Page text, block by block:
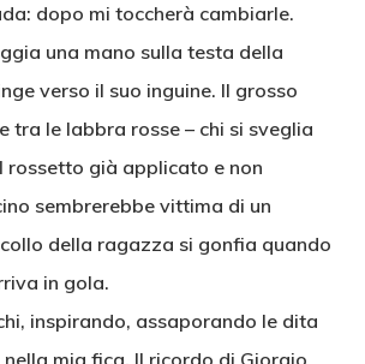
dopo mi toccherà cambiarle.
una mano sulla testa della
verso il suo inguine. Il grosso
tra le labbra rosse – chi si sveglia
rossetto già applicato e non
sembrerebbe vittima di un
della ragazza si gonfia quando
in gola.
inspirando, assaporando le dita
nella mia fica. Il ricordo di Giorgio